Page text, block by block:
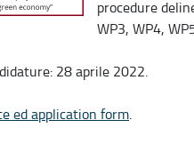
procedure
WP3, WP4,
28 aprile 2022.
ed application form.